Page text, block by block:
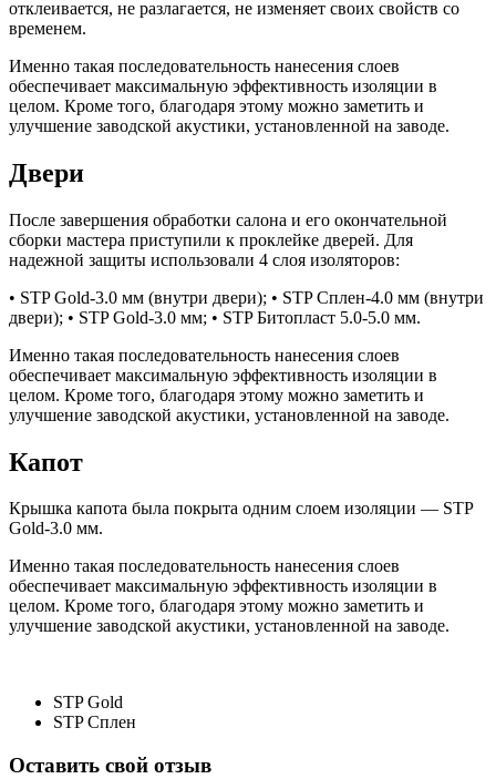
отклеивается, не разлагается, не изменяет своих свойств со
временем.
Именно такая последовательность нанесения слоев
обеспечивает максимальную эффективность изоляции в
целом. Кроме того, благодаря этому можно заметить и
улучшение заводской акустики, установленной на заводе.
Двери
После завершения обработки салона и его окончательной
сборки мастера приступили к проклейке дверей. Для
надежной защиты использовали 4 слоя изоляторов:
• STP Gold-3.0 мм (внутри двери); • STP Сплен-4.0 мм (внутри
двери); • STP Gold-3.0 мм; • STP Битопласт 5.0-5.0 мм.
Именно такая последовательность нанесения слоев
обеспечивает максимальную эффективность изоляции в
целом. Кроме того, благодаря этому можно заметить и
улучшение заводской акустики, установленной на заводе.
Капот
Крышка капота была покрыта одним слоем изоляции — STP
Gold-3.0 мм.
Именно такая последовательность нанесения слоев
обеспечивает максимальную эффективность изоляции в
целом. Кроме того, благодаря этому можно заметить и
улучшение заводской акустики, установленной на заводе.
STP Gold
STP Сплен
Оставить свой отзыв